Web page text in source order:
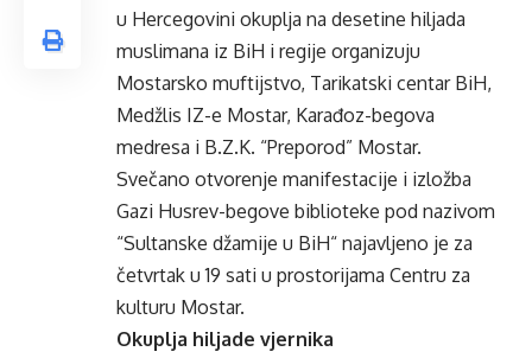
u Hercegovini okuplja na desetine hiljada
muslimana iz BiH i regije organizuju
Mostarsko muftijstvo, Tarikatski centar BiH,
Medžlis IZ-e Mostar, Karađoz-begova
medresa i B.Z.K. “Preporod” Mostar.
Svečano otvorenje manifestacije i izložba
Gazi Husrev-begove biblioteke pod nazivom
“Sultanske džamije u BiH“ najavljeno je za
četvrtak u 19 sati u prostorijama Centru za
kulturu Mostar.
Okuplja hiljade vjernika